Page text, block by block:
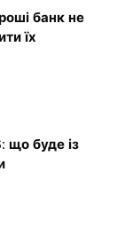
банк не
їх
що буде із